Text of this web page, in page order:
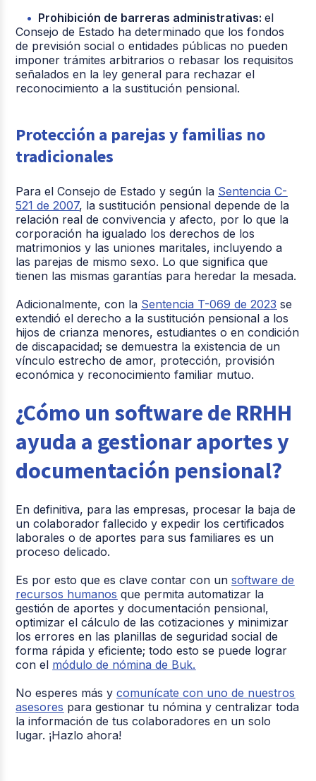
Prohibición de barreras administrativas:el
Consejo de Estado ha determinado que los fondos
de previsión social o entidades públicas no pueden
imponer trámites arbitrarios o rebasar los requisitos
señalados en la ley general para rechazar el
reconocimiento a la sustitución pensional.
Protección a parejas y familias no
tradicionales
Para el Consejo de Estado y según la Sentencia C-
521 de 2007, la sustitución pensional depende de la
relación real de convivencia y afecto, por lo que la
corporación ha igualado los derechos de los
matrimonios y las uniones maritales, incluyendo a
las parejas de mismo sexo. Lo que significa que
tienen las mismas garantías para heredar la mesada.
Adicionalmente, con la Sentencia T-069 de 2023 se
extendió el derecho a la sustitución pensional a los
hijos de crianza menores, estudiantes o en condición
de discapacidad; se demuestra la existencia de un
vínculo estrecho de amor, protección, provisión
económica y reconocimiento familiar mutuo.
¿Cómo un software de RRHH
ayuda a gestionar aportes y
documentación pensional?
En definitiva, para las empresas, procesar la baja de
un colaborador fallecido y expedir los certificados
laborales o de aportes para sus familiares es un
proceso delicado.
Es por esto que es clave contar con unsoftware de
recursos humanos que permita automatizar la
gestión de aportes y documentación pensional,
optimizar el cálculo de las cotizaciones y minimizar
los errores en las planillas de seguridad social de
forma rápida y eficiente; todo esto se puede lograr
con el módulo de nómina de Buk.
No esperes más ycomunícate con uno de nuestros
asesores para gestionar tu nómina y centralizar toda
la información de tus colaboradores en un solo
lugar. ¡Hazlo ahora!